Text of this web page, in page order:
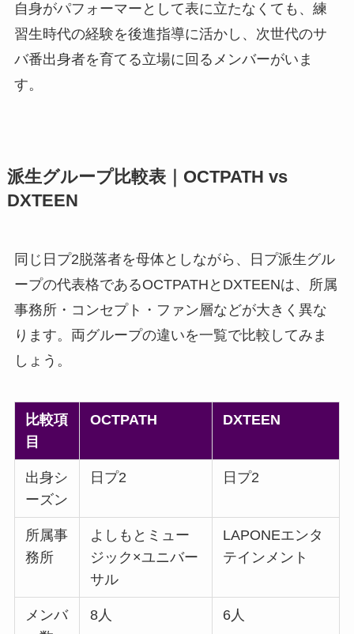
自身がパフォーマーとして表に立たなくても、練
習生時代の経験を後進指導に活かし、次世代のサ
バ番出身者を育てる立場に回るメンバーがいま
す。
派生グループ比較表｜OCTPATH vs
DXTEEN
同じ日プ2脱落者を母体としながら、日プ派生グル
ープの代表格であるOCTPATHとDXTEENは、所属
事務所・コンセプト・ファン層などが大きく異な
ります。両グループの違いを一覧で比較してみま
しょう。
比較項
目
OCTPATH DXTEEN
出身シ
ーズン
日プ2 日プ2
所属事
務所
よしもとミュー
ジック×ユニバー
サル
LAPONEエンタ
テインメント
メンバ
8人 6人